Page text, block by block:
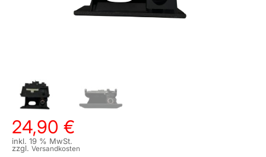
24,90 €
inkl. 19 % MwSt.
zzgl. Versandkosten